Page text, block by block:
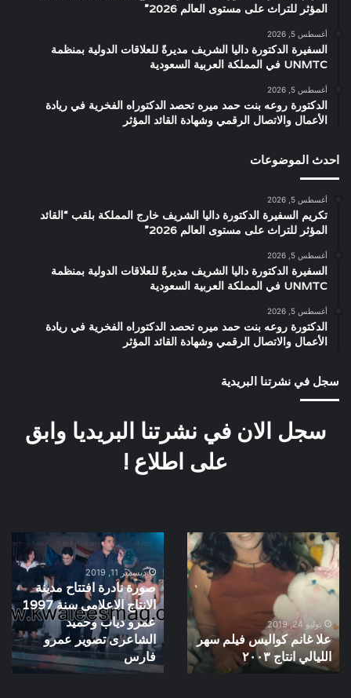
المؤثر للتراث على مستوى العالم 2026”
أغسطس 5, 2026
السفيرة الدكتورة داليا الشريف مديرةً للعلاقات الدولية بمنظمة
UNMTC في المملكة العربية السعودية
أغسطس 5, 2026
الدكتورة روعه بنت حمد ميره تحصد الدكتوراه الفخرية في ريادة
الأعمال والاتصال الرقمي وشهادة القائد المؤثر
احدث الموضوعات
أغسطس 5, 2026
تكريم السفيرة الدكتورة داليا الشريف خارج المملكة بلقب “القائد
المؤثر للتراث على مستوى العالم 2026”
أغسطس 5, 2026
السفيرة الدكتورة داليا الشريف مديرةً للعلاقات الدولية بمنظمة
UNMTC في المملكة العربية السعودية
أغسطس 5, 2026
الدكتورة روعه بنت حمد ميره تحصد الدكتوراه الفخرية في ريادة
الأعمال والاتصال الرقمي وشهادة القائد المؤثر
سجل في نشرتنا البريدية
سجل الان في نشرتنا البريديا وابق
على اطلاع !
علا
غانم
كواليس
فيلم
الليالي
انتاج
٢٠٠٣
يوليو 24, 2019
علا غانم كواليس فيلم سهر
الليالي انتاج ٢٠٠٣
صورة
افتتاح
مدينة
الانتاج
الاعلامى
سنة
1997
عمرو
ديسمبر 11, 2019
صورة نادرة افتتاح مدينة
الانتاج الاعلامى سنة 1997
عمرو دياب وحميد
الشاعرى تصوير عمرو
فارس